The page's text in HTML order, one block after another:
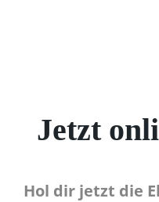
Jetzt
Hol dir jetzt die